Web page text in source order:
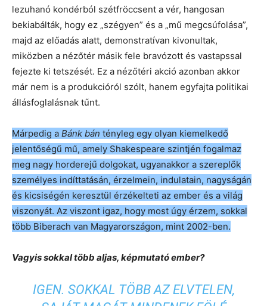
lezuhanó kondérból szétfröccsent a vér, hangosan
bekiabálták, hogy ez „szégyen” és a „mű megcsúfolása”,
majd az előadás alatt, demonstratívan kivonultak,
miközben a nézőtér másik fele bravózott és vastapssal
fejezte ki tetszését. Ez a nézőtéri akció azonban akkor
már nem is a produkcióról szólt, hanem egyfajta politikai
állásfoglalásnak tűnt.
Márpedig a Bánk bán tényleg egy olyan kiemelkedő
jelentőségű mű, amely Shakespeare szintjén fogalmaz
meg nagy horderejű dolgokat, ugyanakkor a szereplők
személyes indíttatásán, érzelmein, indulatain, nagyságán
és kicsiségén keresztül érzékelteti az ember és a világ
viszonyát. Az viszont igaz, hogy most úgy érzem, sokkal
több Biberach van Magyarországon, mint 2002-ben.
Vagyis sokkal több aljas, képmutató ember?
IGEN. SOKKAL TÖBB AZ ELVTELEN,